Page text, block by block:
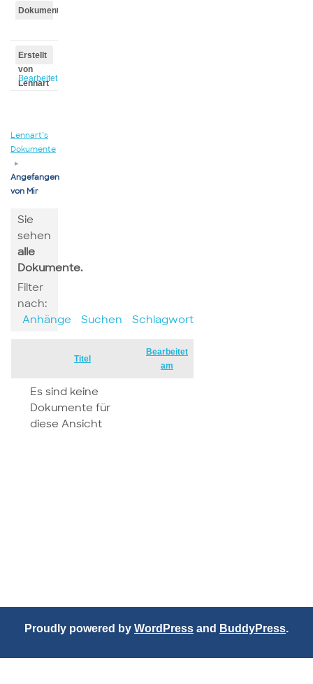
Dokumente
Erstellt
von
Lennart
Bearbeitet
Lennart’s
Dokumente
▸
Angefangen
von Mir
Sie
sehen
alle
Dokumente.
Filter
nach:
Anhänge
Suchen Schlagwort
Titel
Bearbeitet
am
Es sind keine
Dokumente für
diese Ansicht
Proudly powered by WordPress and BuddyPress.